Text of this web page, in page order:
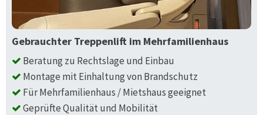
Gebrauchter Treppenlift im Mehrfamilienhaus
Beratung zu Rechtslage und Einbau
Montage mit Einhaltung von Brandschutz
Für Mehrfamilienhaus / Mietshaus geeignet
Geprüfte Qualität und Mobilität